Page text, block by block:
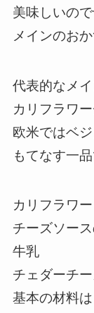
美味しいの
メインのお
代表的なメイ
カリフラワ
欧米ではベ
もてなす一品
カリフラワ
チーズソー
牛乳
チェダーチ
基本の材料は